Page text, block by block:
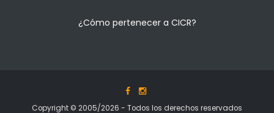
¿Cómo pertenecer a CICR?
Copyright © 2005/2026 - Todos los derechos reservados